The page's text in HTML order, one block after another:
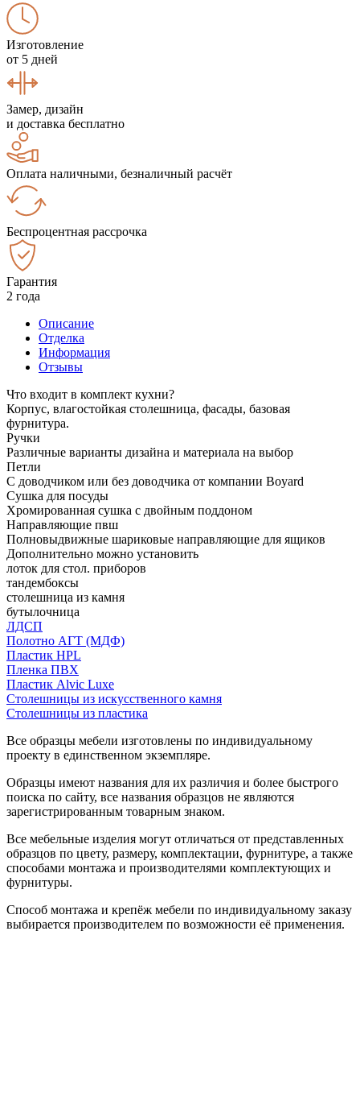
Изготовление
от 5 дней
Замер, дизайн
и доставка бесплатно
Оплата наличными, безналичный расчёт
Беспроцентная рассрочка
Гарантия
2 года
Описание
Отделка
Информация
Отзывы
Что входит в комплект кухни?
Корпус, влагостойкая столешница, фасады, базовая
фурнитура.
Ручки
Различные варианты дизайна и материала на выбор
Петли
С доводчиком или без доводчика от компании Boyard
Сушка для посуды
Хромированная сушка с двойным поддоном
Направляющие пвш
Полновыдвижные шариковые направляющие для ящиков
Дополнительно можно установить
лоток для стол. приборов
тандембоксы
столешница из камня
бутылочница
ЛДСП
Полотно АГТ (МДФ)
Пластик HPL
Пленка ПВХ
Пластик Alvic Luxe
Столешницы из искусственного камня
Столешницы из пластика
Все образцы мебели изготовлены по индивидуальному
проекту в единственном экземпляре.
Образцы имеют названия для их различия и более быстрого
поиска по сайту, все названия образцов не являются
зарегистрированным товарным знаком.
Все мебельные изделия могут отличаться от представленных
образцов по цвету, размеру, комплектации, фурнитуре, а также
способами монтажа и производителями комплектующих и
фурнитуры.
Способ монтажа и крепёж мебели по индивидуальному заказу
выбирается производителем по возможности её применения.